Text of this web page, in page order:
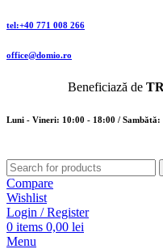
tel:+40 771 008 266
office@domio.ro
Beneficiază de
Luni - Vineri: 10:00 - 18:00 / Sambătă:
Compare
Wishlist
Login / Register
0 items 0,00 lei
Menu